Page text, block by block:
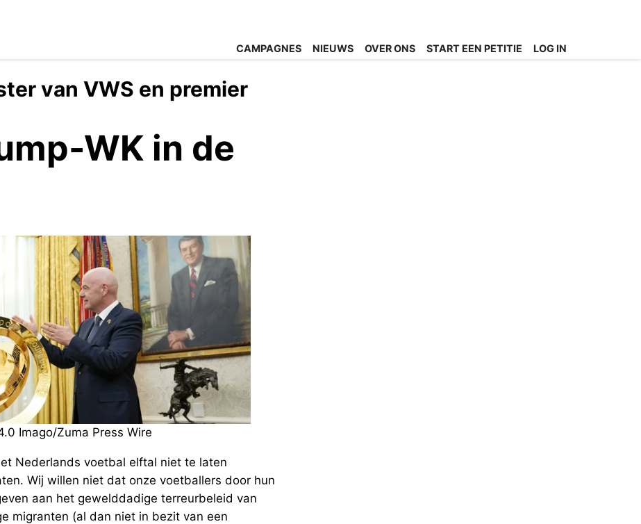
CAMPAGNES NIEUWS OVER ONS START EEN PETITIE LOG IN
van VWS en premier
WK in de
Imago/Zuma Press Wire
Nederlands voetbal elftal niet te laten
Wij willen niet dat onze voetballers door hun
aan het gewelddadige terreurbeleid van
migranten (al dan niet in bezit van een